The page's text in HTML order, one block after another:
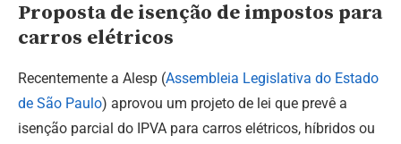
Proposta de isenção de impostos para
carros elétricos
Recentemente a Alesp (Assembleia Legislativa do Estado
de São Paulo) aprovou um projeto de lei que prevê a
isenção parcial do IPVA para carros elétricos, híbridos ou